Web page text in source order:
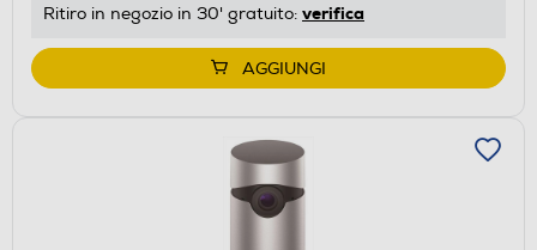
Ritiro in negozio in 30' gratuito: verifica
AGGIUNGI